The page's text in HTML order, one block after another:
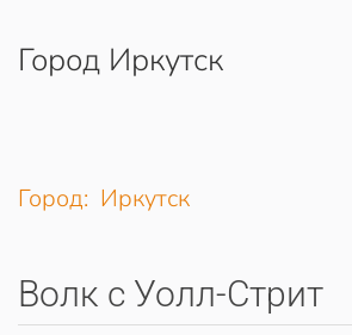
Перейти к содержимому
Город Иркутск
Город: Иркутск
Волк с Уолл-Стрит